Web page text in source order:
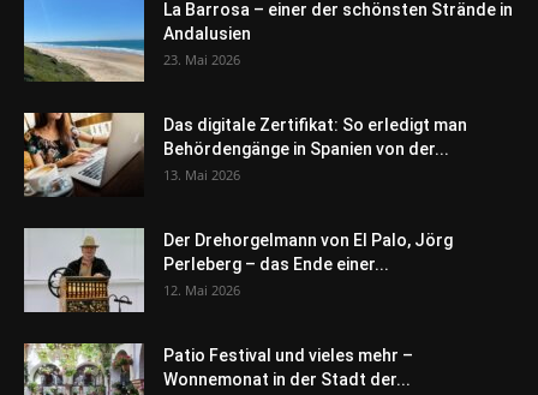
La Barrosa – einer der schönsten Strände in
Andalusien
23. Mai 2026
Das digitale Zertifikat: So erledigt man
Behördengänge in Spanien von der...
13. Mai 2026
Der Drehorgelmann von El Palo, Jörg
Perleberg – das Ende einer...
12. Mai 2026
Patio Festival und vieles mehr –
Wonnemonat in der Stadt der...